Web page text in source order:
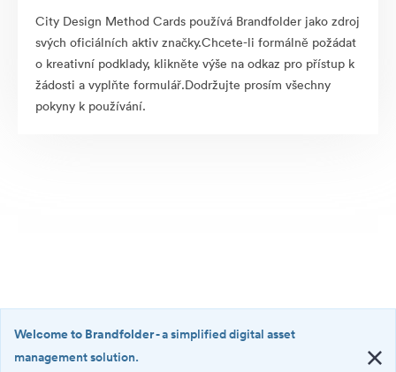
City Design Method Cards používá Brandfolder jako zdroj
svých oficiálních aktiv značky.Chcete-li formálně požádat
o kreativní podklady, klikněte výše na odkaz pro přístup k
žádosti a vyplňte formulář.Dodržujte prosím všechny
pokyny k používání.
Welcome to Brandfolder- a simplified digital asset
management solution.